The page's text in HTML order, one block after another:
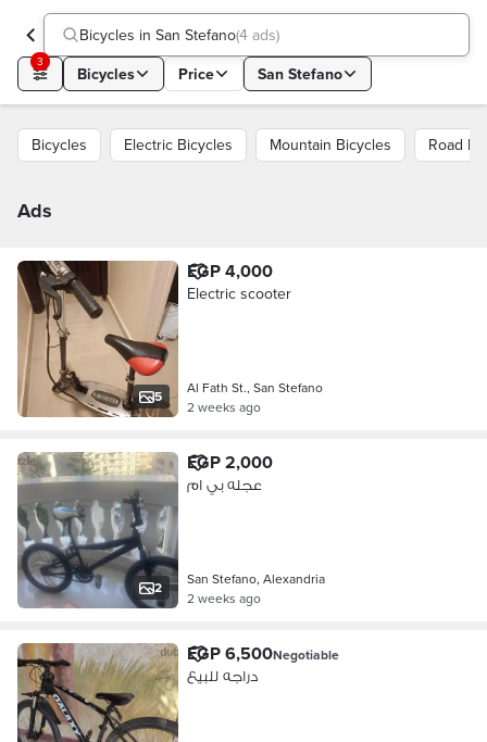
Bicycles in San Stefano(4 ads)
3
Bicycles Price San Stefano
Bicycles Electric Bicycles Mountain Bicycles Road
Ads
5
EGP 4,000
Electric scooter
Al Fath St., San Stefano
2 weeks ago
2
EGP 2,000
عجله بي ام
San Stefano, Alexandria
2 weeks ago
EGP 6,500Negotiable
دراجه للبيع